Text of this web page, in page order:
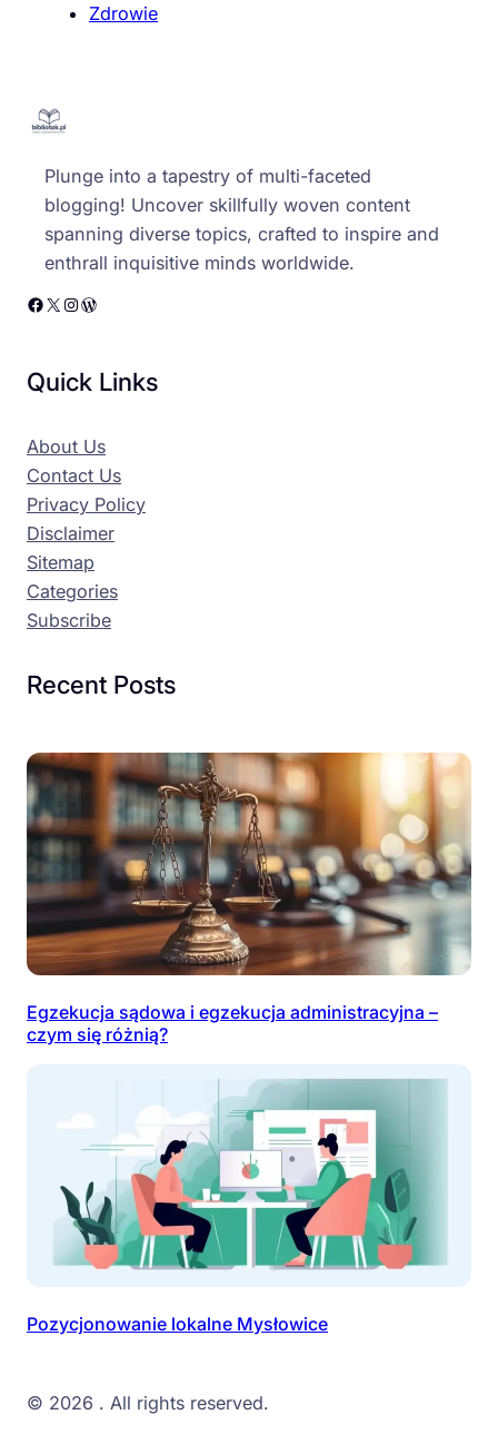
Zdrowie
Plunge into a tapestry of multi-faceted
blogging! Uncover skillfully woven content
spanning diverse topics, crafted to inspire and
enthrall inquisitive minds worldwide.
Facebook X Instagram WordPress
Quick Links
About Us
Contact Us
Privacy Policy
Disclaimer
Sitemap
Categories
Subscribe
Recent Posts
Egzekucja sądowa i egzekucja administracyjna –
czym się różnią?
Pozycjonowanie lokalne Mysłowice
© 2026 . All rights reserved.